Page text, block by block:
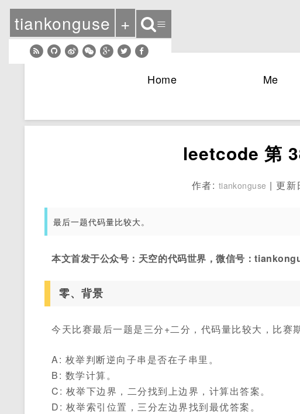
Home Me
leetcode 第
作者: tiankonguse | 更
最后一题代码量比较大。
本文首发于公众号：天空的代码世界，微信号：
零、背景
今天比赛最后一题是三分+二分，代码量比较大，比赛
A: 枚举判断逆向子串是否在子串里。
B: 数学计算。
C: 枚举下边界，二分找到上边界，计算出答案。
D: 枚举索引位置，三分左边界找到最优答案。
tiankonguse + ≡